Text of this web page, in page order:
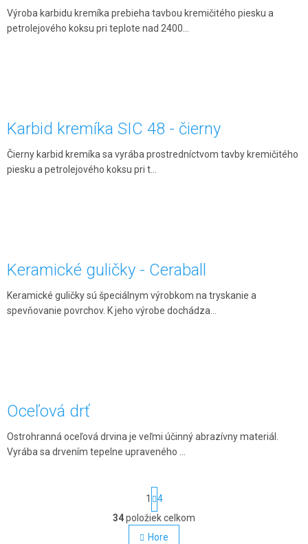
Výroba karbidu kremíka prebieha tavbou kremičitého piesku a
petrolejového koksu pri teplote nad 2400...
Karbid kremíka SIC 48 - čierny
Čierny karbid kremíka sa vyrába prostredníctvom tavby kremičitého
piesku a petrolejového koksu pri t...
Keramické guličky - Ceraball
Keramické guličky sú špeciálnym výrobkom na tryskanie a
spevňovanie povrchov. K jeho výrobe dochádza...
Oceľová drť
Ostrohranná oceľová drvina je veľmi účinný abrazívny materiál.
Vyrába sa drvením tepelne upraveného ...
Ovládacie prvky výpisu
Stránkovanie
1
4
34položiek celkom
Hore